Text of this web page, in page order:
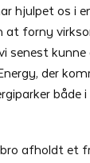
hjulpet os i
at forny
senest kunne
der
både
afholdt et